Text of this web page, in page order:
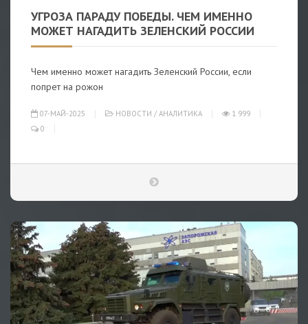
УГРОЗА ПАРАДУ ПОБЕДЫ. ЧЕМ ИМЕННО
МОЖЕТ НАГАДИТЬ ЗЕЛЕНСКИЙ РОССИИ
Чем именно может нагадить Зеленский России, если
попрет на рожон
07-МАЙ-2025 НОВОСТИ / АНАЛИТИКА
1 999
0